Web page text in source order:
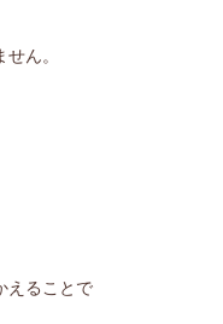
せん。
えることで